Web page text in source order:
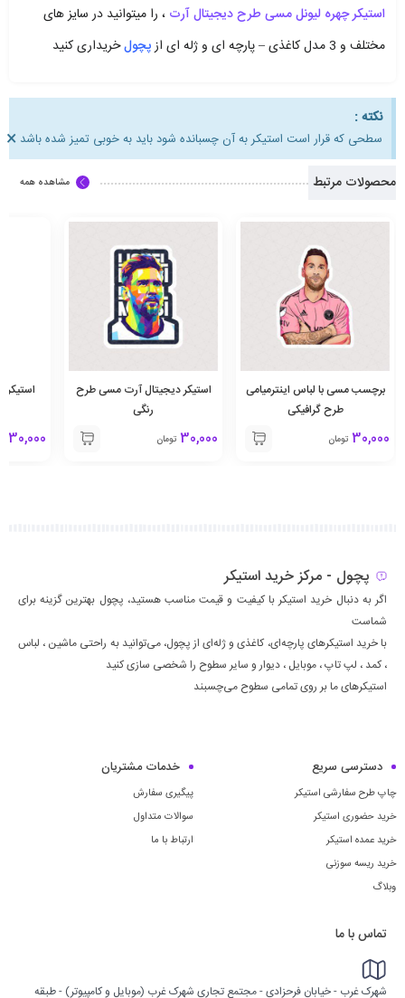
استیکر چهره لیونل مسی طرح دیجیتال آرت ، را میتوانید در سایز های
مختلف و 3 مدل کاغذی – پارچه ای و ژله ای از
پچولخریداری کنید
نکته :
سطحی که قرار است استیکر به آن چسبانده شود باید به خوبی تمیز شده باشد ×
محصولات مرتبط مشاهده همه
برچسب مسی با لباس اینترمیامی
طرح گرافیکی
30,000 تومان
استیکر دیجیتال آرت مسی طرح
رنگی
30,000 تومان
استیکر
30,000
پچول - مرکز خرید استیکر
اگر به دنبال خرید استیکر با کیفیت و قیمت مناسب هستید، پچول بهترین گزینه برای
شماست
با خرید استیکرهای پارچه‌ای، کاغذی و ژله‌ای از پچول، می‌توانید به راحتی ماشين ، لباس
، كمد ، لپ تاپ ، موبايل ، ديوار و سایر سطوح را شخصی سازی کنید
استیکرهای ما بر روی تمامی سطوح می‌چسبند
دسترسی سریع
چاپ طرح سفارشی استیکر
خرید حضوری استیکر
خرید عمده استیکر
خرید ریسه سوزنی
وبلاگ
خدمات مشتریان
پیگیری سفارش
سوالات متداول
ارتباط با ما
تماس با ما
شهرک غرب - خیابان فرحزادی - مجتمع تجاری شهرک غرب (موبایل و کامپیوتر) - طبقه